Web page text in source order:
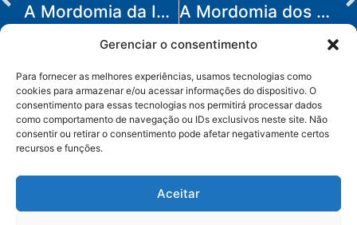
Gerenciar o consentimento
Para fornecer as melhores experiências, usamos tecnologias como
cookies para armazenar e/ou acessar informações do dispositivo. O
consentimento para essas tecnologias nos permitirá processar dados
como comportamento de navegação ou IDs exclusivos neste site. Não
consentir ou retirar o consentimento pode afetar negativamente certos
recursos e funções.
Aceitar
A Mordomia da Igreja Local A Mordomia dos Dízimos e Ofertas
Categorias